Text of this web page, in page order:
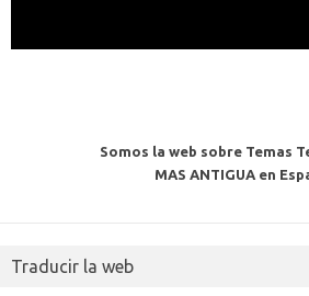
Somos la web sobre Temas
MAS ANTIGUA en
Traducir la web